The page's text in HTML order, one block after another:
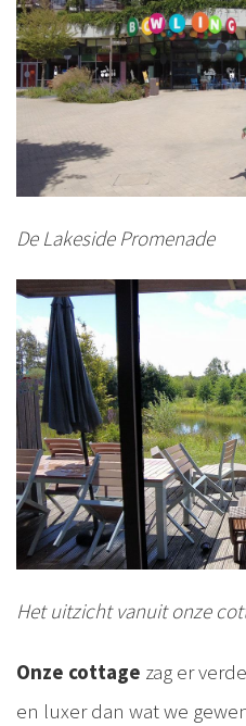
De Lakeside Promenade
Het uitzicht vanuit onze
Onze cottage zag er
en luxer dan wat we